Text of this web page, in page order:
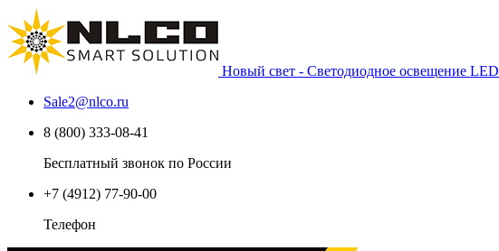
Новый свет - Светодиодное освещение LED
Sale2@nlco.ru
8 (800) 333-08-41
Бесплатный звонок по России
+7 (4912) 77-90-00
Телефон